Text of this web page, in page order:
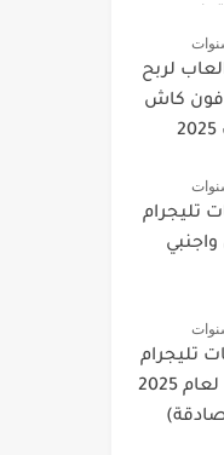
10 العاب لربح
كاش
تليجرام
واجنبي
بوتات تليجرام
لربح المال لعام 2025